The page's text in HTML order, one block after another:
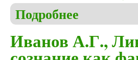
Подробнее
Иванов А.Г.,